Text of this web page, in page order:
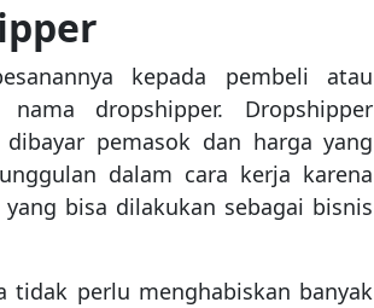
kepada pembeli atau
dropshipper. Dropshipper
pemasok dan harga yang
dalam cara kerja karena
bisa dilakukan sebagai bisnis
tidak perlu menghabiskan banyak